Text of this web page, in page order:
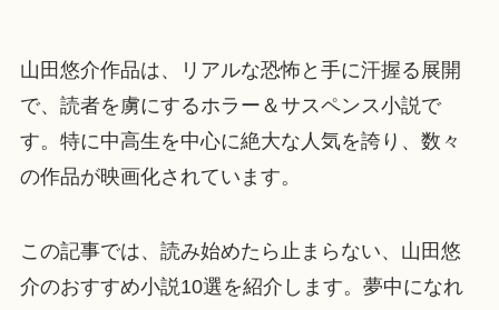
山田悠介作品は、リアルな恐怖と手に汗握る展開
で、読者を虜にするホラー＆サスペンス小説で
す。特に中高生を中心に絶大な人気を誇り、数々
の作品が映画化されています。
この記事では、読み始めたら止まらない、山田悠
介のおすすめ小説10選を紹介します。夢中になれ